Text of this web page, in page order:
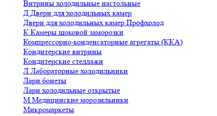
Витрины холодильные настольные
Д Двери для холодильных камер
Двери для холодильных камер Профхолод
К Камеры шоковой заморозки
Компрессорно-конденсаторные агрегаты (ККА)
Кондитерские витрины
Кондитерские стеллажи
Л Лабораторные холодильники
Лари бонеты
Лари холодильные открытые
М Медицинские морозильники
Микромаркеты